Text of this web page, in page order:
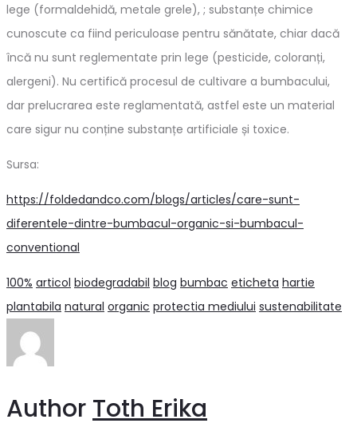
lege (formaldehidă, metale grele), ; substanțe chimice
cunoscute ca fiind periculoase pentru sănătate, chiar dacă
încă nu sunt reglementate prin lege (pesticide, coloranți,
alergeni). Nu certifică procesul de cultivare a bumbacului,
dar prelucrarea este reglamentată, astfel este un material
care sigur nu conține substanțe artificiale și toxice.
Sursa:
https://foldedandco.com/blogs/articles/care-sunt-
diferentele-dintre-bumbacul-organic-si-bumbacul-
conventional
100% articol biodegradabil blog bumbac eticheta hartie
plantabila natural organic protectia mediului sustenabilitate
Author Toth Erika